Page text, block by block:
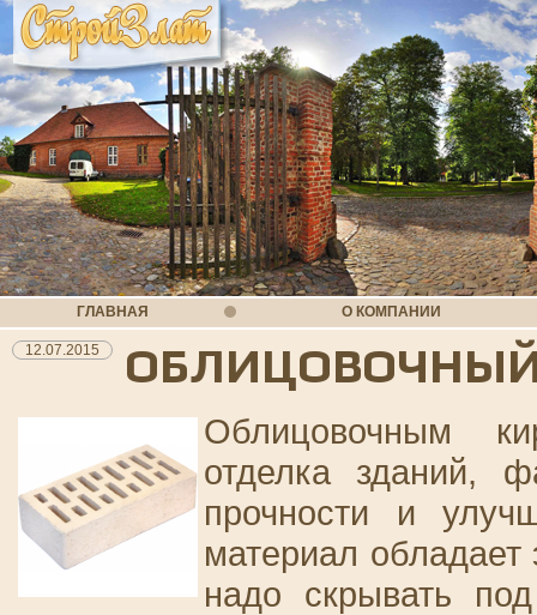
ГЛАВНАЯ О КОМПАНИИ
12.07.2015
Облицовочным
отделка зданий,
прочности и
материал
надо скрывать